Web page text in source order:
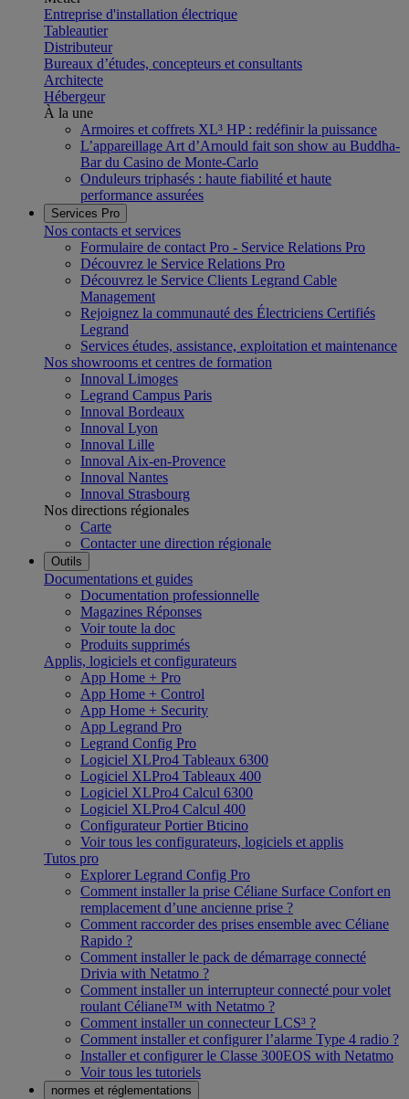
Entreprise d'installation électrique
Tableautier
Distributeur
Bureaux d’études, concepteurs et consultants
Architecte
Hébergeur
À la une
Armoires et coffrets XL³ HP : redéfinir la puissance
L’appareillage Art d’Arnould fait son show au Buddha-
Bar du Casino de Monte-Carlo
Onduleurs triphasés : haute fiabilité et haute
performance assurées
Services Pro
Nos contacts et services
Formulaire de contact Pro - Service Relations Pro
Découvrez le Service Relations Pro
Découvrez le Service Clients Legrand Cable
Management
Rejoignez la communauté des Électriciens Certifiés
Legrand
Services études, assistance, exploitation et maintenance
Nos showrooms et centres de formation
Innoval Limoges
Legrand Campus Paris
Innoval Bordeaux
Innoval Lyon
Innoval Lille
Innoval Aix-en-Provence
Innoval Nantes
Innoval Strasbourg
Nos directions régionales
Carte
Contacter une direction régionale
Outils
Documentations et guides
Documentation professionnelle
Magazines Réponses
Voir toute la doc
Produits supprimés
Applis, logiciels et configurateurs
App Home + Pro
App Home + Control
App Home + Security
App Legrand Pro
Legrand Config Pro
Logiciel XLPro4 Tableaux 6300
Logiciel XLPro4 Tableaux 400
Logiciel XLPro4 Calcul 6300
Logiciel XLPro4 Calcul 400
Configurateur Portier Bticino
Voir tous les configurateurs, logiciels et applis
Tutos pro
Explorer Legrand Config Pro
Comment installer la prise Céliane Surface Confort en
remplacement d’une ancienne prise ?
Comment raccorder des prises ensemble avec Céliane
Rapido ?
Comment installer le pack de démarrage connecté
Drivia with Netatmo ?
Comment installer un interrupteur connecté pour volet
roulant Céliane™ with Netatmo ?
Comment installer un connecteur LCS³ ?
Comment installer et configurer l’alarme Type 4 radio ?
Installer et configurer le Classe 300EOS with Netatmo
Voir tous les tutoriels
normes et réglementations